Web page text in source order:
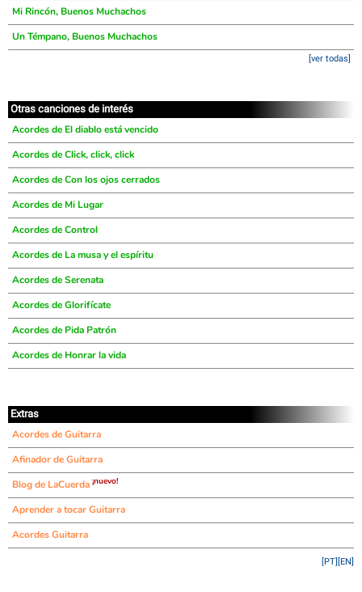
Mi Rincón, Buenos Muchachos
Un Témpano, Buenos Muchachos
[ver todas]
Otras canciones de interés
Acordes de El diablo está vencido
Acordes de Click, click, click
Acordes de Con los ojos cerrados
Acordes de Mi Lugar
Acordes de Control
Acordes de La musa y el espíritu
Acordes de Serenata
Acordes de Glorifícate
Acordes de Pida Patrón
Acordes de Honrar la vida
Extras
Acordes de Guitarra
Afinador de Guitarra
Blog de LaCuerda ¡nuevo!
Aprender a tocar Guitarra
Acordes Guitarra
[EN]
[PT]